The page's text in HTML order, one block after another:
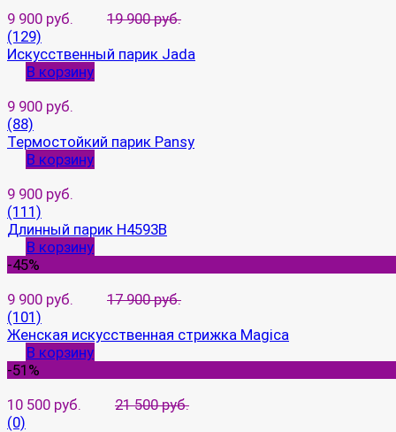
9 900 руб.
19 900 руб.
(129)
Искусственный парик Jada
В корзину
9 900 руб.
(88)
Термостойкий парик Pansy
В корзину
9 900 руб.
(111)
Длинный парик H4593B
В корзину
-45%
9 900 руб.
17 900 руб.
(101)
Женская искусственная стрижка Magica
В корзину
-51%
10 500 руб.
21 500 руб.
(0)